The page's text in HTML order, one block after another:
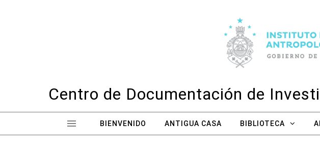
Centro de Documentación de
BIENVENIDO ANTIGUA CASA BIBLIOTECA